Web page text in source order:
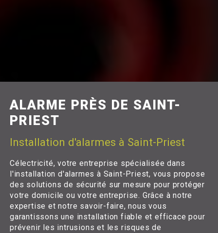
ALARME PRÈS DE SAINT-
PRIEST
Installation d'alarmes à Saint-Priest
Célectricité, votre entreprise spécialisée dans
l'installation d'alarmes à Saint-Priest, vous propose
des solutions de sécurité sur mesure pour protéger
votre domicile ou votre entreprise. Grâce à notre
expertise et notre savoir-faire, nous vous
garantissons une installation fiable et efficace pour
prévenir les intrusions et les risques de